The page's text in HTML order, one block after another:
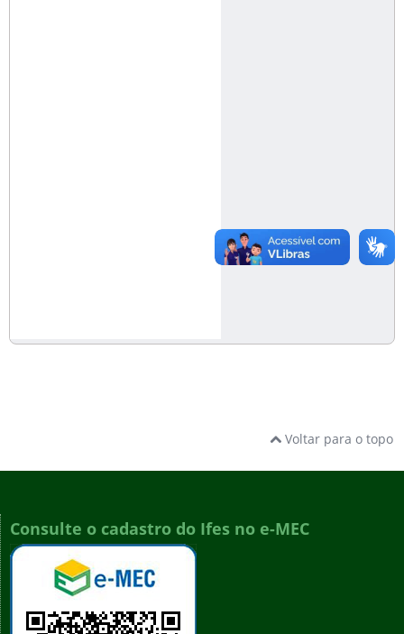
Voltar para o topo
Consulte o cadastro do Ifes no e-MEC